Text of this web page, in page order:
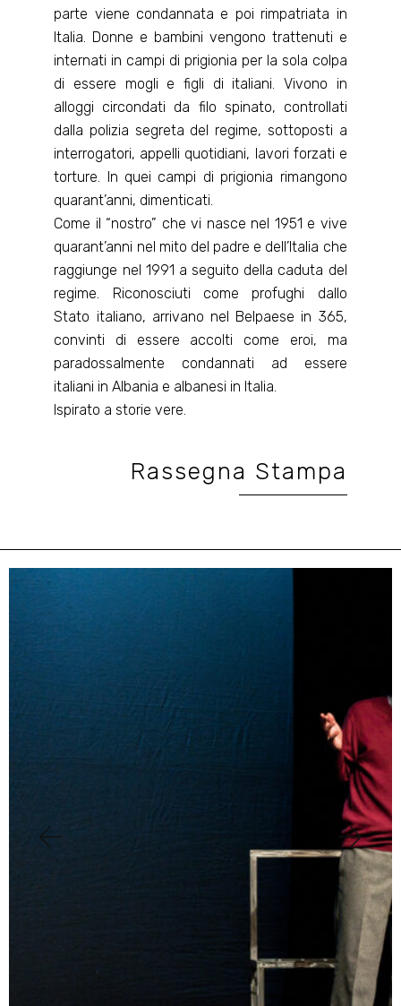
parte viene condannata e poi rimpatriata in
Italia. Donne e bambini vengono trattenuti e
internati in campi di prigionia per la sola colpa
di essere mogli e figli di italiani. Vivono in
alloggi circondati da filo spinato, controllati
dalla polizia segreta del regime, sottoposti a
interrogatori, appelli quotidiani, lavori forzati e
torture. In quei campi di prigionia rimangono
quarant’anni, dimenticati.
Come il “nostro” che vi nasce nel 1951 e vive
quarant’anni nel mito del padre e dell’Italia che
raggiunge nel 1991 a seguito della caduta del
regime. Riconosciuti come profughi dallo
Stato italiano, arrivano nel Belpaese in 365,
convinti di essere accolti come eroi, ma
paradossalmente condannati ad essere
italiani in Albania e albanesi in Italia.
Ispirato a storie vere.
Rassegna Stampa